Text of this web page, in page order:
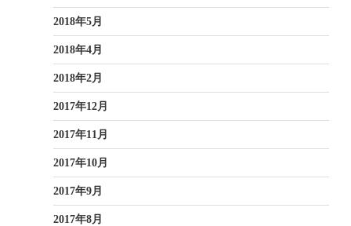
2018年5月
2018年4月
2018年2月
2017年12月
2017年11月
2017年10月
2017年9月
2017年8月